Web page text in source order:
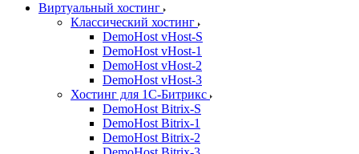
Виртуальный хостинг
Классический хостинг
DemoHost vHost-S
DemoHost vHost-1
DemoHost vHost-2
DemoHost vHost-3
Хостинг для 1С-Битрикс
DemoHost Bitrix-S
DemoHost Bitrix-1
DemoHost Bitrix-2